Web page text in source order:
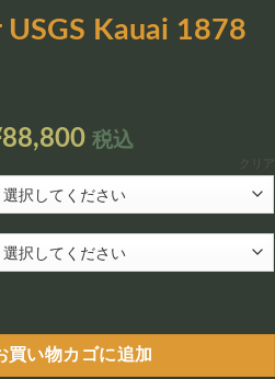
Kauai 1878
88,800価
帯:
¥12,800
–
¥88,800
税込
クリア
1878 （HM47)個
買い物カゴに追加